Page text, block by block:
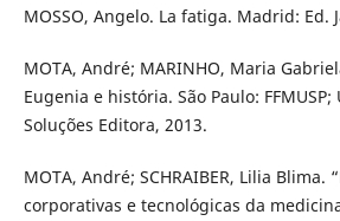
MOSSO, Angelo. La fatiga. Madrid: Ed.
MOTA, André; MARINHO, Maria
Eugenia e história. São Paulo: FFMUSP;
Soluções Editora, 2013.
MOTA, André; SCHRAIBER, Lilia Blima.
corporativas e tecnológicas da